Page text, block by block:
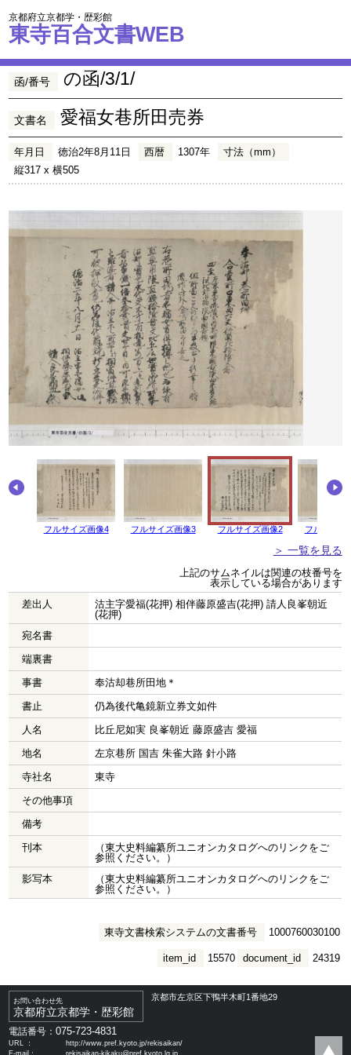
京都府立京都学・歴彩館
東寺百合文書WEB
函/番号 の函/3/1/
文書名 愛福女巷所田売券
年月日 徳治2年8月11日 西暦 1307年
寸法（mm）
縦317 x 横505
フルサイズ画像4 フルサイズ画像3 フルサイズ画像2 フルサイズ
＞ 一覧を見る
上記のサムネイルは関連の枝番号を
表示している場合があります
差出人
沽主字愛福(花押) 相伴藤原盛吉(花押) 請人良峯朝近
(花押)
宛名書
端裏書
事書
奉沽却巷所田地＊
書止
仍為後代亀鏡新立券文如件
人名
比丘尼如実 良峯朝近 藤原盛吉 愛福
地名
左京巷所 国吉 朱雀大路 針小路
寺社名
東寺
その他事項
備考
刊本
（東大史料編纂所ユニオンカタログへのリンクをご
参照ください。）
影写本
（東大史料編纂所ユニオンカタログへのリンクをご
参照ください。）
東寺文書検索システムの文書番号 1000760030100
document_id 24319
item_id 15570
お問い合わせ先
京都府立京都学・歴彩館
京都市左京区下鴨半木町1番地29
電話番号：075-723-4831
URL ：
http://www.pref.kyoto.jp/rekisaikan/
E-mail：
rekisaikan-kikaku@pref.kyoto.lg.jp